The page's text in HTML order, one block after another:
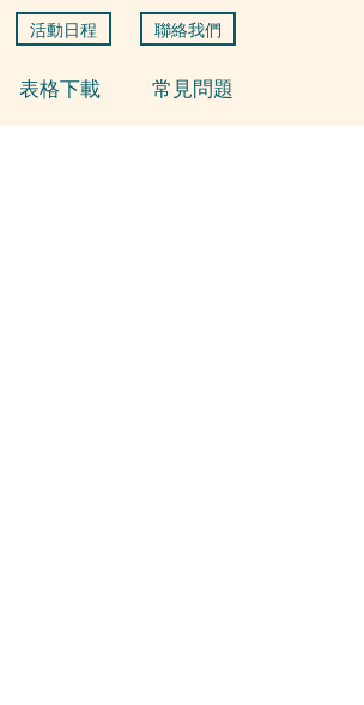
活動日程 聯絡我們
表格下載 常見問題